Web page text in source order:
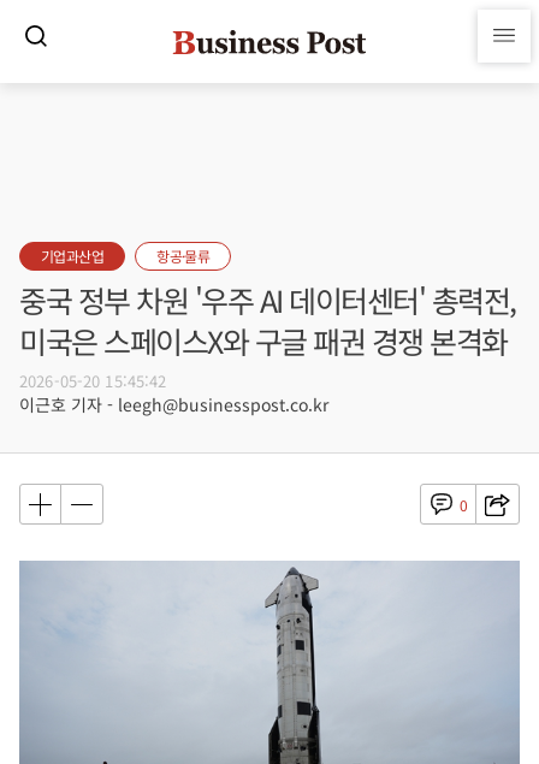
기업과산업 항공·물류
중국 정부 차원 '우주 AI 데이터센터' 총력전,
미국은 스페이스X와 구글 패권 경쟁 본격화
2026-05-20 15:45:42
이근호 기자 - leegh@businesspost.co.kr
0